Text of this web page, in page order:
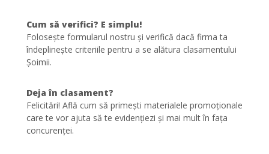
Cum să verifici? E simplu!
Folosește formularul nostru și verifică dacă firma ta
îndeplinește criteriile pentru a se alătura clasamentului
Șoimii.
Deja în clasament?
Felicitări! Află cum să primești materialele promoționale
care te vor ajuta să te evidențiezi și mai mult în fața
concurenței.